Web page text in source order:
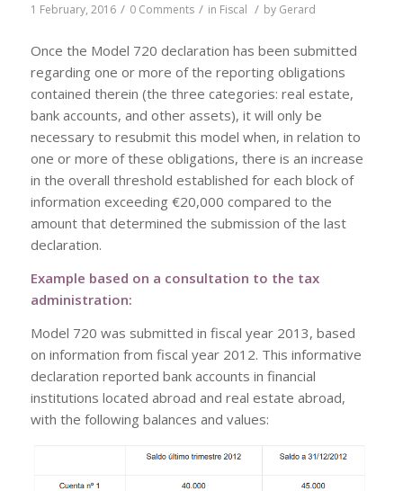
1 February, 2016 / 0 Comments / in Fiscal / by Gerard
Once the Model 720 declaration has been submitted
regarding one or more of the reporting obligations
contained therein (the three categories: real estate,
bank accounts, and other assets), it will only be
necessary to resubmit this model when, in relation to
one or more of these obligations, there is an increase
in the overall threshold established for each block of
information exceeding €20,000 compared to the
amount that determined the submission of the last
declaration.
Example based on a consultation to the tax
administration:
Model 720 was submitted in fiscal year 2013, based
on information from fiscal year 2012. This informative
declaration reported bank accounts in financial
institutions located abroad and real estate abroad,
with the following balances and values: